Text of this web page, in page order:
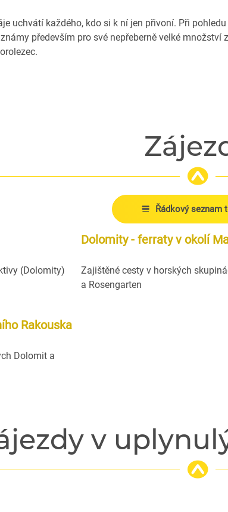
uchvátí každého, kdo si k ní jen přivoní. Při
především pro své nepřeberně velké množství
Řádkový seznam
(Dolomity)
Dolomity - ferraty v okolí
Zajištěné cesty v horských
a Rosengarten
Rakouska
Dolomit a
v